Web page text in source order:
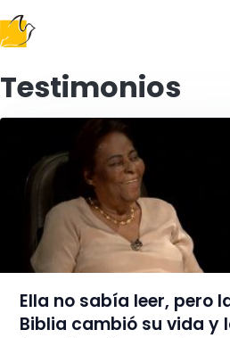
Siguiendo el Evangelio
Testimonios
Ella no sabía leer, pero
Biblia cambió su vida y